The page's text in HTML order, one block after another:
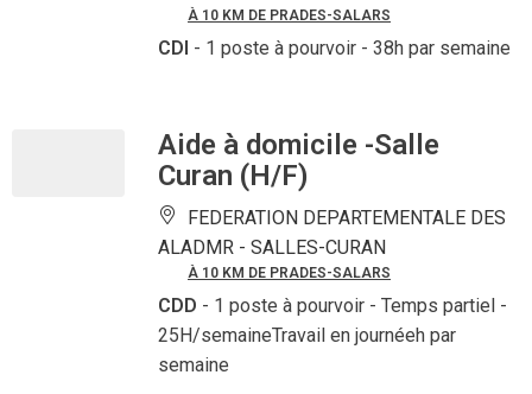
À 10 KM DE PRADES-SALARS
CDI - 1 poste à pourvoir - 38h par semaine
Aide à domicile -Salle
Curan (H/F)
FEDERATION DEPARTEMENTALE DES
ALADMR - SALLES-CURAN
À 10 KM DE PRADES-SALARS
CDD - 1 poste à pourvoir - Temps partiel -
25H/semaineTravail en journéeh par
semaine